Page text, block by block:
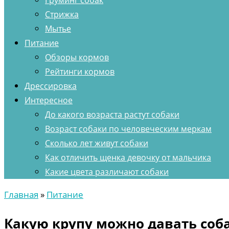
Стрижка
Мытье
Питание
Обзоры кормов
Рейтинги кормов
Дрессировка
Интересное
До какого возраста растут собаки
Возраст собаки по человеческим меркам
Сколько лет живут собаки
Как отличить щенка девочку от мальчика
Какие цвета различают собаки
Главная » Питание
Какую крупу можно давать